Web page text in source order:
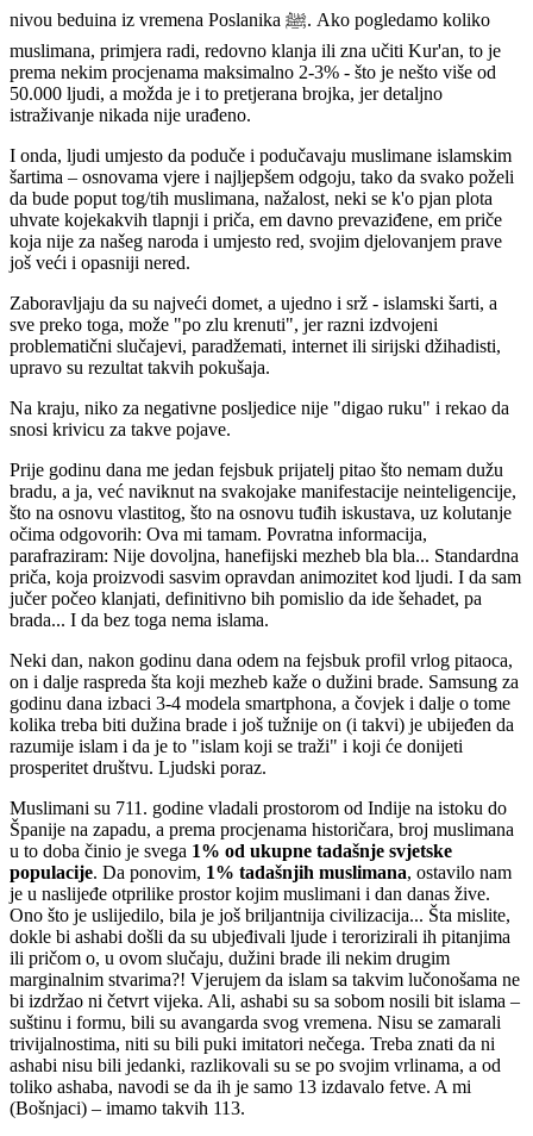
nivou beduina iz vremena Poslanika ﷺ. Ako pogledamo koliko
muslimana, primjera radi, redovno klanja ili zna učiti Kur'an, to je
prema nekim procjenama maksimalno 2-3% - što je nešto više od
50.000 ljudi, a možda je i to pretjerana brojka, jer detaljno
istraživanje nikada nije urađeno.
I onda, ljudi umjesto da poduče i podučavaju muslimane islamskim
šartima – osnovama vjere i najljepšem odgoju, tako da svako poželi
da bude poput tog/tih muslimana, nažalost, neki se k'o pjan plota
uhvate kojekakvih tlapnji i priča, em davno prevaziđene, em priče
koja nije za našeg naroda i umjesto red, svojim djelovanjem prave
još veći i opasniji nered.
Zaboravljaju da su najveći domet, a ujedno i srž - islamski šarti, a
sve preko toga, može "po zlu krenuti", jer razni izdvojeni
problematični slučajevi, paradžemati, internet ili sirijski džihadisti,
upravo su rezultat takvih pokušaja.
Na kraju, niko za negativne posljedice nije "digao ruku" i rekao da
snosi krivicu za takve pojave.
Prije godinu dana me jedan fejsbuk prijatelj pitao što nemam dužu
bradu, a ja, već naviknut na svakojake manifestacije neinteligencije,
što na osnovu vlastitog, što na osnovu tuđih iskustava, uz kolutanje
očima odgovorih: Ova mi tamam. Povratna informacija,
parafraziram: Nije dovoljna, hanefijski mezheb bla bla... Standardna
priča, koja proizvodi sasvim opravdan animozitet kod ljudi. I da sam
jučer počeo klanjati, definitivno bih pomislio da ide šehadet, pa
brada... I da bez toga nema islama.
Neki dan, nakon godinu dana odem na fejsbuk profil vrlog pitaoca,
on i dalje raspreda šta koji mezheb kaže o dužini brade. Samsung za
godinu dana izbaci 3-4 modela smartphona, a čovjek i dalje o tome
kolika treba biti dužina brade i još tužnije on (i takvi) je ubijeđen da
razumije islam i da je to "islam koji se traži" i koji će donijeti
prosperitet društvu. Ljudski poraz.
Muslimani su 711. godine vladali prostorom od Indije na istoku do
Španije na zapadu, a prema procjenama historičara, broj muslimana
u to doba činio je svega 1% od ukupne tadašnje svjetske
populacije. Da ponovim, 1% tadašnjih muslimana, ostavilo nam
je u naslijeđe otprilike prostor kojim muslimani i dan danas žive.
Ono što je uslijedilo, bila je još briljantnija civilizacija... Šta mislite,
dokle bi ashabi došli da su ubjeđivali ljude i terorizirali ih pitanjima
ili pričom o, u ovom slučaju, dužini brade ili nekim drugim
marginalnim stvarima?! Vjerujem da islam sa takvim lučonošama ne
bi izdržao ni četvrt vijeka. Ali, ashabi su sa sobom nosili bit islama –
suštinu i formu, bili su avangarda svog vremena. Nisu se zamarali
trivijalnostima, niti su bili puki imitatori nečega. Treba znati da ni
ashabi nisu bili jedanki, razlikovali su se po svojim vrlinama, a od
toliko ashaba, navodi se da ih je samo 13 izdavalo fetve. A mi
(Bošnjaci) – imamo takvih 113.